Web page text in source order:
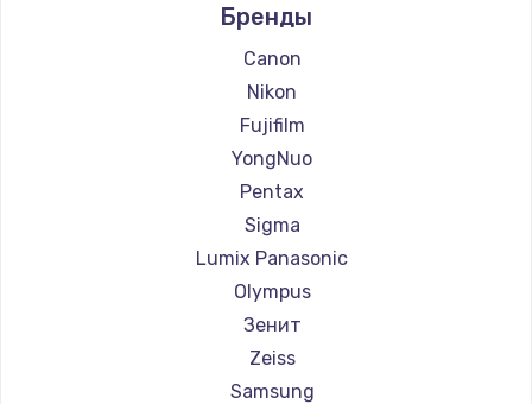
1300 руб.
Заказать
Замена сигнальной лампы
1200 руб.
Заказать
Замена системной платы
1500 руб.
Ремонт фотоаппаратов Kodak
Ремонт фотоаппаратов Blackmagic
Бренды
Canon
Nikon
Fujifilm
YongNuo
Pentax
Sigma
Lumix Panasonic
Olympus
Зенит
Zeiss
Samsung